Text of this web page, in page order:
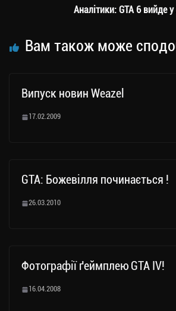
ся
Аналітики: GTA 6 вийде
Вам також може
Випуск новин Weazel
17.02.2009
GTA: Божевілля починається !
26.03.2010
Фотографії ґеймплею GTA IV!
16.04.2008